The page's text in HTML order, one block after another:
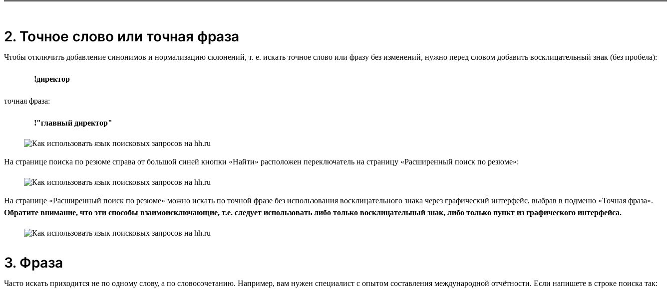
2. Точное слово или точная фраза
Чтобы отключить добавление синонимов и нормализацию склонений, т. е. искать точное слово или фразу без изменений, нужно перед словом добавить восклицательный знак (без пробела):
!директор
точная фраза:
!"главный директор"
На странице поиска по резюме справа от большой синей кнопки «Найти» расположен переключатель на страницу «Расширенный поиск по резюме»:
На странице «Расширенный поиск по резюме» можно искать по точной фразе без использования восклицательного знака через графический интерфейс, выбрав в подменю «Точная фраза».
Обратите внимание, что эти способы взаимоисключающие, т.е. следует использовать либо только восклицательный знак, либо только пункт из графического интерфейса.
3. Фраза
Часто искать приходится не по одному слову, а по словосочетанию. Например, вам нужен специалист с опытом составления международной отчётности. Если напишете в строке поиска так: